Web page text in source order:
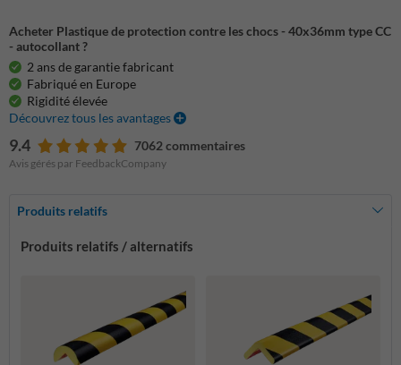
Acheter Plastique de protection contre les chocs - 40x36mm type CC
- autocollant ?
2 ans de garantie fabricant
Fabriqué en Europe
Rigidité élevée
Découvrez tous les avantages
9.4 7062 commentaires
Avis gérés par FeedbackCompany
Produits relatifs
Produits relatifs / alternatifs